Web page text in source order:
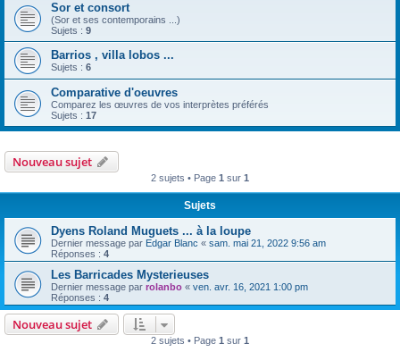
Sor et consort
(Sor et ses contemporains ...)
Sujets : 9
Barrios , villa lobos ...
Sujets : 6
Comparative d'oeuvres
Comparez les œuvres de vos interprètes préférés
Sujets : 17
Nouveau sujet
2 sujets • Page 1 sur 1
Sujets
Dyens Roland Muguets ... à la loupe
Dernier message par Edgar Blanc « sam. mai 21, 2022 9:56 am
Réponses : 4
Les Barricades Mysterieuses
Dernier message par rolanbo « ven. avr. 16, 2021 1:00 pm
Réponses : 4
Nouveau sujet
2 sujets • Page 1 sur 1